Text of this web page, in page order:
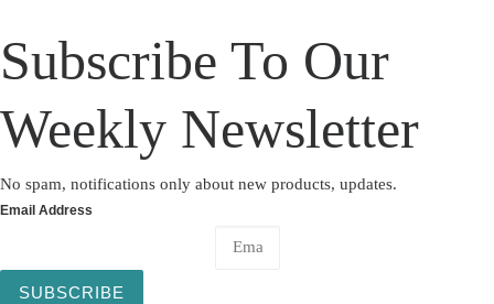
Subscribe To Our
Weekly Newsletter
No spam, notifications only about new products, updates.
Email Address
SUBSCRIBE